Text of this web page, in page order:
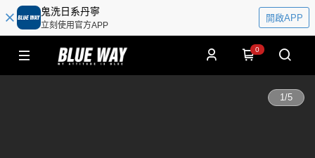
鬼洗日系丹寧
立刻使用官方APP
開啟APP
0
1/5